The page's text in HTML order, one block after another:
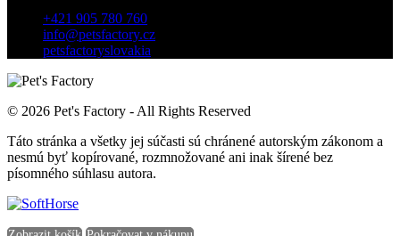
+421 905 780 760
info@petsfactory.cz
petsfactoryslovakia
© 2026 Pet's Factory - All Rights Reserved
Táto stránka a všetky jej súčasti sú chránené autorským zákonom a
nesmú byť kopírované, rozmnožované ani inak šírené bez
písomného súhlasu autora.